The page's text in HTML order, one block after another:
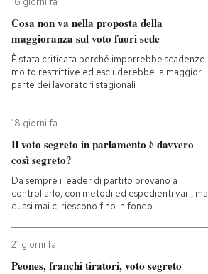
PODCAST
NEWSLETTER
I MIEI PREFERITI
SHOP
CALENDARIO
AREA PERSONALE
Cosa non va nella proposta della
maggioranza sul voto fuori sede
È stata criticata perché imporrebbe scadenze
molto restrittive ed escluderebbe la maggior
parte dei lavoratori stagionali
18 giorni fa
Il voto segreto in parlamento è davvero
così segreto?
Da sempre i leader di partito provano a
controllarlo, con metodi ed espedienti vari, ma
quasi mai ci riescono fino in fondo
21 giorni fa
Peones, franchi tiratori, voto segreto